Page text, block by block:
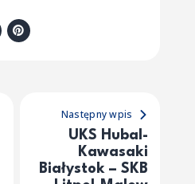
Następny wpis
UKS Hubal-
Kawasaki
Białystok – SKB